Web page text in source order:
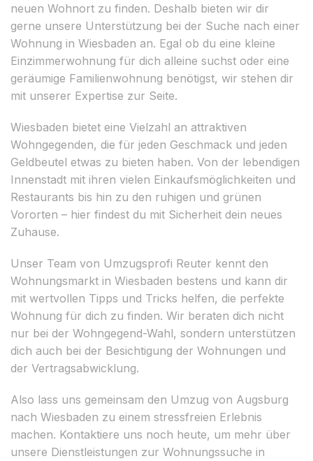
neuen Wohnort zu finden. Deshalb bieten wir dir
gerne unsere Unterstützung bei der Suche nach einer
Wohnung in Wiesbaden an. Egal ob du eine kleine
Einzimmerwohnung für dich alleine suchst oder eine
geräumige Familienwohnung benötigst, wir stehen dir
mit unserer Expertise zur Seite.
Wiesbaden bietet eine Vielzahl an attraktiven
Wohngegenden, die für jeden Geschmack und jeden
Geldbeutel etwas zu bieten haben. Von der lebendigen
Innenstadt mit ihren vielen Einkaufsmöglichkeiten und
Restaurants bis hin zu den ruhigen und grünen
Vororten – hier findest du mit Sicherheit dein neues
Zuhause.
Unser Team von Umzugsprofi Reuter kennt den
Wohnungsmarkt in Wiesbaden bestens und kann dir
mit wertvollen Tipps und Tricks helfen, die perfekte
Wohnung für dich zu finden. Wir beraten dich nicht
nur bei der Wohngegend-Wahl, sondern unterstützen
dich auch bei der Besichtigung der Wohnungen und
der Vertragsabwicklung.
Also lass uns gemeinsam den Umzug von Augsburg
nach Wiesbaden zu einem stressfreien Erlebnis
machen. Kontaktiere uns noch heute, um mehr über
unsere Dienstleistungen zur Wohnungssuche in